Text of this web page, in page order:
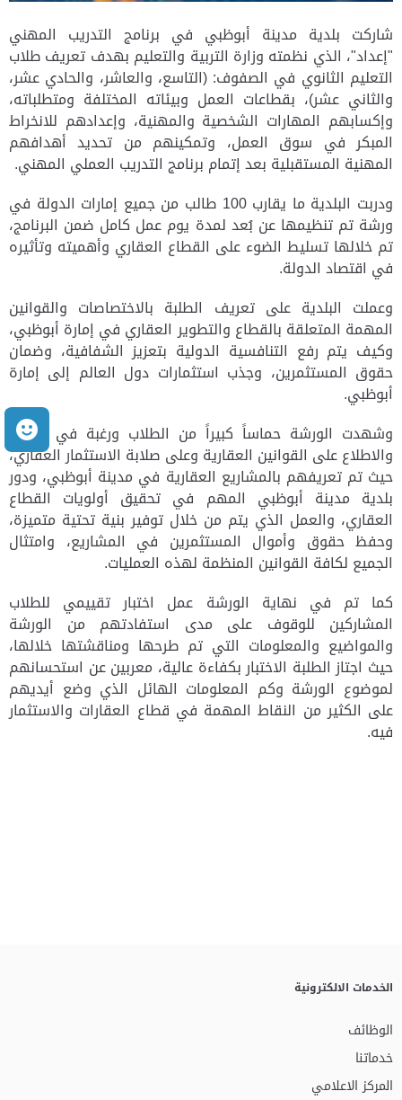
شاركت بلدية مدينة أبوظبي في برنامج التدريب المهني
"إعداد"، الذي نظمته وزارة التربية والتعليم بهدف تعريف طلاب
التعليم الثانوي في الصفوف: (التاسع، والعاشر، والحادي عشر،
والثاني عشر)، بقطاعات العمل وبيئاته المختلفة ومتطلباته،
وإكسابهم المهارات الشخصية والمهنية، وإعدادهم للانخراط
المبكر في سوق العمل، وتمكينهم من تحديد أهدافهم
المهنية المستقبلية بعد إتمام برنامج التدريب العملي المهني.
ودربت البلدية ما يقارب 100 طالب من جميع إمارات الدولة في
ورشة تم تنظيمها عن بُعد لمدة يوم عمل كامل ضمن البرنامج،
تم خلالها تسليط الضوء على القطاع العقاري وأهميته وتأثيره
في اقتصاد الدولة.
وعملت البلدية على تعريف الطلبة بالاختصاصات والقوانين
المهمة المتعلقة بالقطاع والتطوير العقاري في إمارة أبوظبي،
وكيف يتم رفع التنافسية الدولية بتعزيز الشفافية، وضمان
حقوق المستثمرين، وجذب استثمارات دول العالم إلى إمارة
أبوظبي.
وشهدت الورشة حماساً كبيراً من الطلاب ورغبة في التعلم
والاطلاع على القوانين العقارية وعلى صلابة الاستثمار العقاري،
حيث تم تعريفهم بالمشاريع العقارية في مدينة أبوظبي، ودور
بلدية مدينة أبوظبي المهم في تحقيق أولويات القطاع
العقاري، والعمل الذي يتم من خلال توفير بنية تحتية متميزة،
وحفظ حقوق وأموال المستثمرين في المشاريع، وامتثال
الجميع لكافة القوانين المنظمة لهذه العمليات.
كما تم في نهاية الورشة عمل اختبار تقييمي للطلاب
المشاركين للوقوف على مدى استفادتهم من الورشة
والمواضيع والمعلومات التي تم طرحها ومناقشتها خلالها،
حيث اجتاز الطلبة الاختبار بكفاءة عالية، معربين عن استحسانهم
لموضوع الورشة وكم المعلومات الهائل الذي وضع أيديهم
على الكثير من النقاط المهمة في قطاع العقارات والاستثمار
فيه.
الخدمات الالكترونية
الوظائف
خدماتنا
المركز الاعلامي